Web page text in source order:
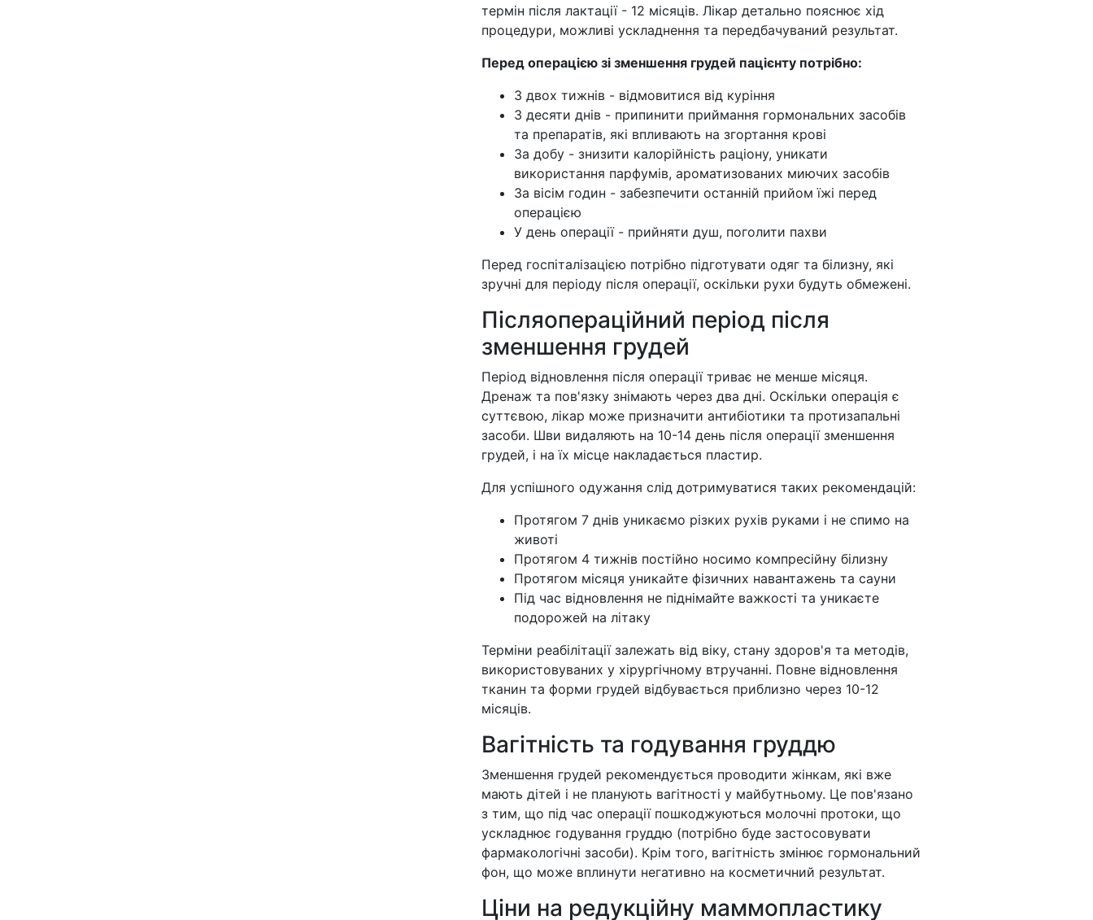
термін після лактації - 12 місяців. Лікар детально пояснює хід
процедури, можливі ускладнення та передбачуваний результат.
Перед операцією зі зменшення грудей пацієнту потрібно:
З двох тижнів - відмовитися від куріння
З десяти днів - припинити приймання гормональних засобів
та препаратів, які впливають на згортання крові
За добу - знизити калорійність раціону, уникати
використання парфумів, ароматизованих миючих засобів
За вісім годин - забезпечити останній прийом їжі перед
операцією
У день операції - прийняти душ, поголити пахви
Перед госпіталізацією потрібно підготувати одяг та білизну, які
зручні для періоду після операції, оскільки рухи будуть обмежені.
Післяопераційний період після
зменшення грудей
Період відновлення після операції триває не менше місяця.
Дренаж та пов'язку знімають через два дні. Оскільки операція є
суттєвою, лікар може призначити антибіотики та протизапальні
засоби. Шви видаляють на 10-14 день після операції зменшення
грудей, і на їх місце накладається пластир.
Для успішного одужання слід дотримуватися таких рекомендацій:
Протягом 7 днів уникаємо різких рухів руками і не спимо на
животі
Протягом 4 тижнів постійно носимо компресійну білизну
Протягом місяця уникайте фізичних навантажень та сауни
Під час відновлення не піднімайте важкості та уникаєте
подорожей на літаку
Терміни реабілітації залежать від віку, стану здоров'я та методів,
використовуваних у хірургічному втручанні. Повне відновлення
тканин та форми грудей відбувається приблизно через 10-12
місяців.
Вагітність та годування груддю
Зменшення грудей рекомендується проводити жінкам, які вже
мають дітей і не планують вагітності у майбутньому. Це пов'язано
з тим, що під час операції пошкоджуються молочні протоки, що
ускладнює годування груддю (потрібно буде застосовувати
фармакологічні засоби). Крім того, вагітність змінює гормональний
фон, що може вплинути негативно на косметичний результат.
Ціни на редукційну маммопластику